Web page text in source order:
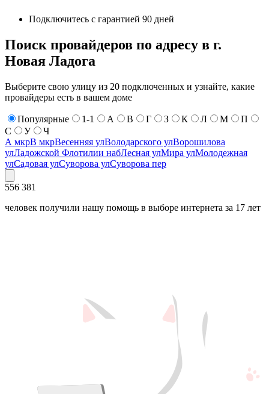
Подключитесь с гарантией 90 дней
Поиск провайдеров по адресу в г.
Новая Ладога
Выберите свою улицу из 20 подключенных и узнайте, какие
провайдеры есть в вашем доме
Популярные 1-1 А В Г З К Л М
П
С
У
Ч
А мкрВ мкрВесенняя улВолодарского улВорошилова
улЛадожской Флотилии набЛесная улМира улМолодежная
улСадовая улСуворова улСуворова пер
556 381
человек получили нашу помощь в выборе интернета за 17 лет